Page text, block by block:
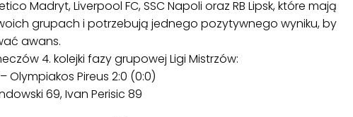
Madryt, Liverpool FC, SSC Napoli oraz RB Lipsk, które mają
grupach i potrzebują jednego pozytywnego wyniku, by
awans.
4. kolejki fazy grupowej Ligi Mistrzów:
Olympiakos Pireus 2:0 (0:0)
69, Ivan Perisic 89